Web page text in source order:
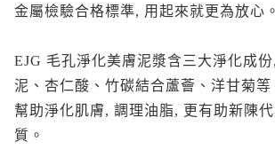
金屬檢驗合格標準, 用起來就更為放心。
EJG 毛孔淨化美膚泥漿含三大淨化成
泥、杏仁酸、竹碳結合蘆薈、洋甘菊
幫助淨化肌膚, 調理油脂, 更有助新陳
質。